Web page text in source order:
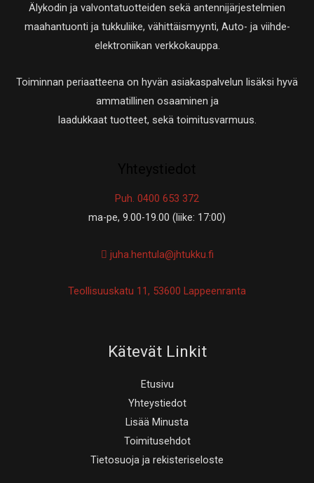
Älykodin ja valvontatuotteiden sekä antennijärjestelmien
maahantuonti ja tukkuliike, vähittäismyynti, Auto- ja viihde-
elektroniikan verkkokauppa.
Toiminnan periaatteena on hyvän asiakaspalvelun lisäksi hyvä
ammatillinen osaaminen ja
laadukkaat tuotteet, sekä toimitusvarmuus.
Puh. 0400 653 372
ma-pe, 9.00-19.00 (liike: 17:00)
juha.hentula@jhtukku.fi
Teollisuuskatu 11, 53600 Lappeenranta
Kätevät Linkit
Etusivu
Yhteystiedot
Lisää Minusta
Toimitusehdot
Tietosuoja ja rekisteriseloste